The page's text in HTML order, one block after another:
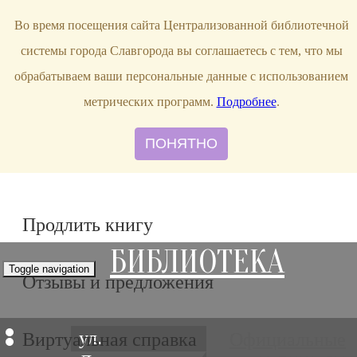
bibl-serv@mail.ru
Продлить книгу
Отзывы и предложения
Виртуальная справка
ул.
Toggle navigation БИБЛИОТЕКА
Во время посещения сайта Централизованной библиотечной
системы города Славгорода вы соглашаетесь с тем, что мы
обрабатываем ваши персональные данные с использованием
метрических программ. Подробнее.
ПОНЯТНО